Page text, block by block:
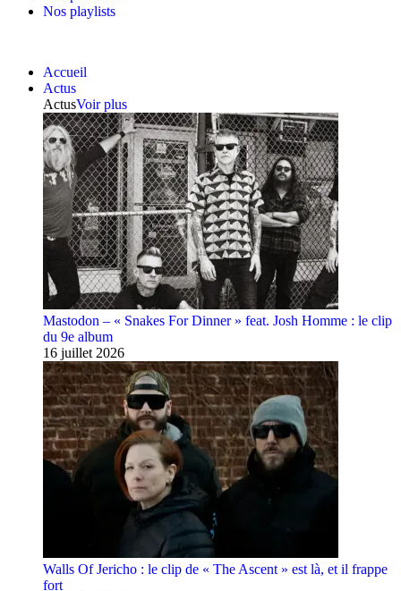
Nos playlists
Accueil
Actus
ActusVoir plus
Mastodon – « Snakes For Dinner » feat. Josh Homme : le clip
du 9e album
16 juillet 2026
Walls Of Jericho : le clip de « The Ascent » est là, et il frappe
fort